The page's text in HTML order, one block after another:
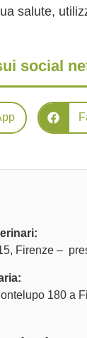
salute,
social
Firenze –
180 a